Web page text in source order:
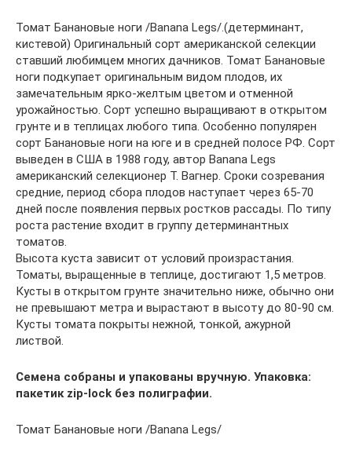
Томат Банановые ноги /Banana Legs/.(детерминант,
кистевой) Оригинальный сорт американской селекции
ставший любимцем многих дачников. Томат Банановые
ноги подкупает оригинальным видом плодов, их
замечательным ярко-желтым цветом и отменной
урожайностью. Сорт успешно выращивают в открытом
грунте и в теплицах любого типа. Особенно популярен
сорт Банановые ноги на юге и в средней полосе РФ. Сорт
выведен в США в 1988 году, автор Banana Legs
американский селекционер Т. Вагнер. Сроки созревания
средние, период сбора плодов наступает через 65-70
дней после появления первых ростков рассады. По типу
роста растение входит в группу детерминантных
томатов.
Высота куста зависит от условий произрастания.
Томаты, выращенные в теплице, достигают 1,5 метров.
Кусты в открытом грунте значительно ниже, обычно они
не превышают метра и вырастают в высоту до 80-90 см.
Кусты томата покрыты нежной, тонкой, ажурной
листвой.
Семена собраны и упакованы вручную. Упаковка:
пакетик zip-lock без полиграфии.
Томат Банановые ноги /Banana Legs/